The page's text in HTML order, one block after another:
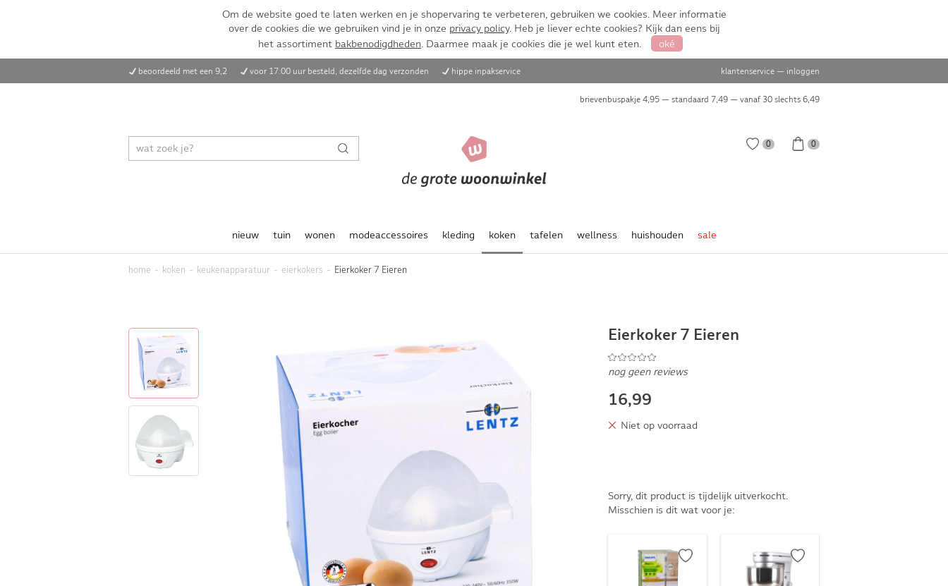
Om de website goed te laten werken en je shopervaring te verbeteren, gebruiken we cookies. Meer informatie
over de cookies die we gebruiken vind je in onze privacy policy. Heb je liever echte cookies? Kijk dan eens bij
het assortiment bakbenodigdheden. Daarmee maak je cookies die je wel kunt eten. oké
beoordeeld met een 9,2 voor 17:00 uur besteld, dezelfde dag verzonden hippe inpakservice klantenservice — inloggen
brievenbuspakje 4,95 — standaard 7,49 — vanaf 30 slechts 6,49
0 0
nieuw tuin wonen modeaccessoires kleding koken tafelen wellness huishouden sale
home koken keukenapparatuur eierkokers Eierkoker 7 Eieren
Eierkoker 7 Eieren
nog geen reviews
16,99
Niet op voorraad
Sorry, dit product is tijdelijk uitverkocht.
Misschien is dit wat voor je: